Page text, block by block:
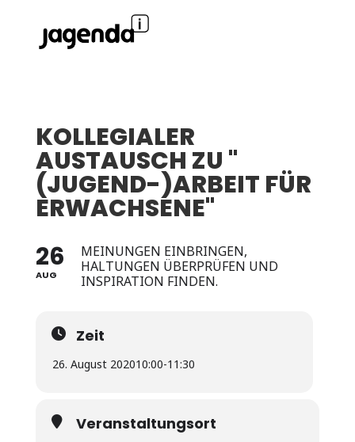
KOLLEGIALER
AUSTAUSCH ZU "
(JUGEND-)ARBEIT FÜR
ERWACHSENE"
26
AUG
MEINUNGEN EINBRINGEN,
HALTUNGEN ÜBERPRÜFEN UND
INSPIRATION FINDEN.
Zeit
26. August 202010:00-11:30
Veranstaltungsort